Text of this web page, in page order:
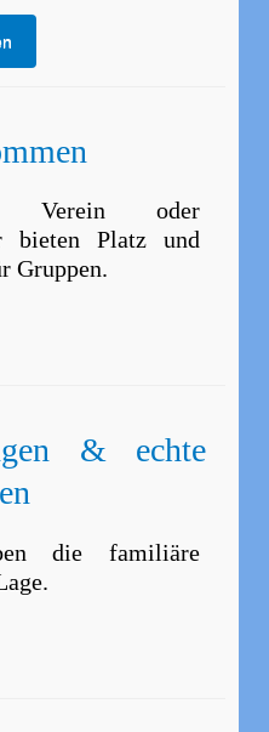
Verein oder
bieten Platz und
Gruppen.
& echte
die familiäre